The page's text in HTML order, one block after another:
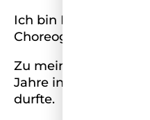
Ich bin Lucia Rafael –
Choreografin und
Zu meinen Highlights
Jahre in Folge mit
durfte.